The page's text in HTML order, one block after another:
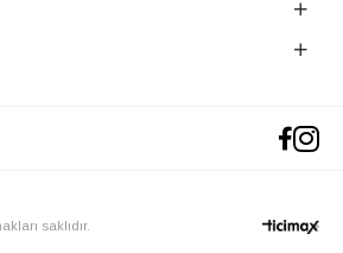
saklıdır.